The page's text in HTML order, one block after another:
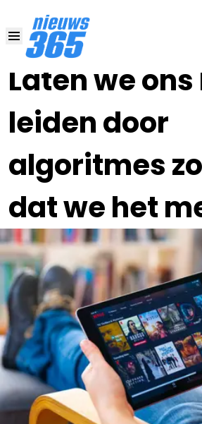
Laten we
leiden door
algoritmes
dat we het
30 SEP 2025, 18:00